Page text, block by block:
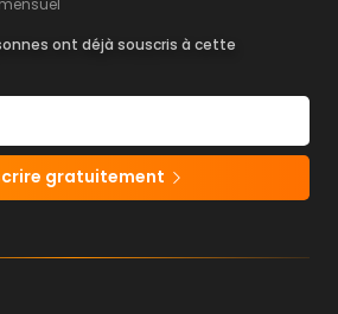
ont déjà souscris à cette
gratuitement